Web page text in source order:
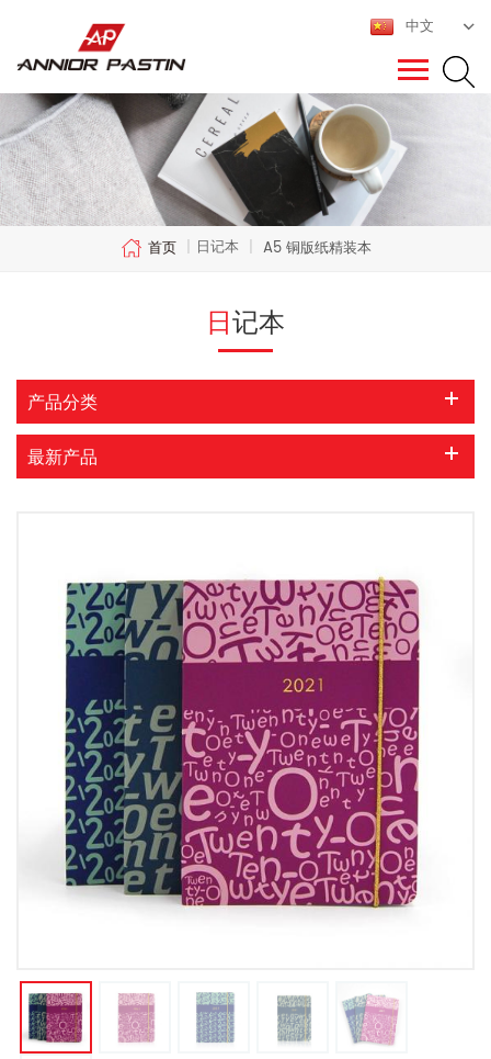
中文
首页 | 日记本 | A5 铜版纸精装本
日记本
产品分类
最新产品